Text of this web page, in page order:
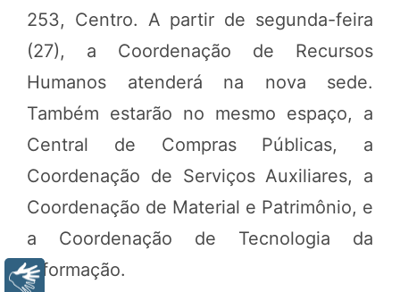
253, Centro. A partir de segunda-feira
(27), a Coordenação de Recursos
Humanos atenderá na nova sede.
Também estarão no mesmo espaço, a
Central de Compras Públicas, a
Coordenação de Serviços Auxiliares, a
Coordenação de Material e Patrimônio, e
a Coordenação de Tecnologia da
Informação.
Libras